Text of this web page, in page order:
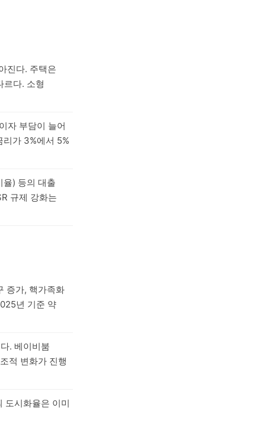
진다. 주택은
르다. 소형
자 부담이 늘어
가 3%에서 5%
) 등의 대출
규제 강화는
증가, 핵가족화
년 기준 약
. 베이비붐
적 변화가 진행
도시화율은 이미